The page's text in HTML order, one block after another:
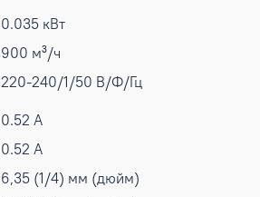
0.035 кВт
900 м³/ч
220-240/1/50 В/Ф/Гц
0.52 А
0.52 А
6,35 (1/4) мм (дюйм)